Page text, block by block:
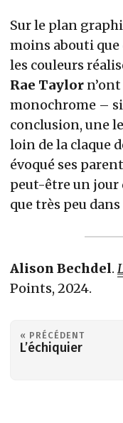
Sur le plan
moins abouti que
les couleurs
Rae Taylor
monochrome –
conclusion, une
loin de la claque
évoqué ses
peut-être un jour
que très peu dans
Alison Bechdel.
Points, 2024.
« PRÉCÉDENT
L’échiquier